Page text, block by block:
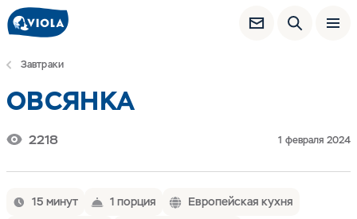
Завтраки
ОВСЯНКА
2218 1 февраля 2024
15 минут 1 порция
Европейская кухня